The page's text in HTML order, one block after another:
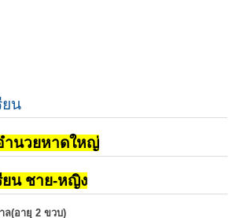
ยน
ำนวยหาดใหญ่
ยน ชาย-หญิง
ล(อายุ 2 ขวบ)